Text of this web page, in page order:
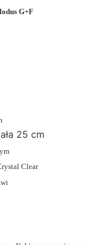
G+F
25 cm
Clear